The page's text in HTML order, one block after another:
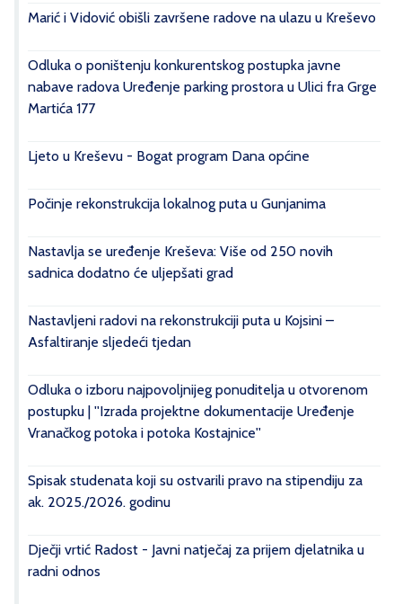
Marić i Vidović obišli završene radove na ulazu u Kreševo
Odluka o poništenju konkurentskog postupka javne
nabave radova Uređenje parking prostora u Ulici fra Grge
Martića 177
Ljeto u Kreševu - Bogat program Dana općine
Počinje rekonstrukcija lokalnog puta u Gunjanima
Nastavlja se uređenje Kreševa: Više od 250 novih
sadnica dodatno će uljepšati grad
Nastavljeni radovi na rekonstrukciji puta u Kojsini –
Asfaltiranje sljedeći tjedan
Odluka o izboru najpovoljnijeg ponuditelja u otvorenom
postupku | ''Izrada projektne dokumentacije Uređenje
Vranačkog potoka i potoka Kostajnice''
Spisak studenata koji su ostvarili pravo na stipendiju za
ak. 2025./2026. godinu
Dječji vrtić Radost - Javni natječaj za prijem djelatnika u
radni odnos